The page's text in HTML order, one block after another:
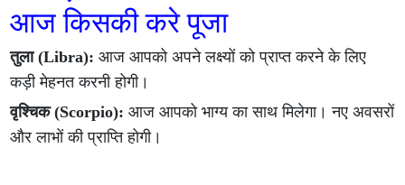
आज किसकी करे पूजा
तुला (Libra): आज आपको अपने लक्ष्यों को प्राप्त करने के लिए
कड़ी मेहनत करनी होगी।
वृश्चिक (Scorpio):आज आपको भाग्य का साथ मिलेगा। नए अवसरों
और लाभों की प्राप्ति होगी।